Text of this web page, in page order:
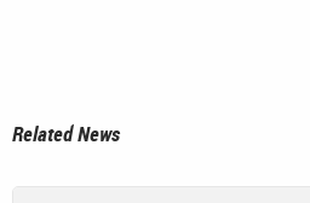
Related News